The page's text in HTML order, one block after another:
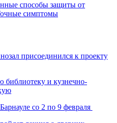
способы защиты от
симптомы
присоединился к проекту
библиотеку и кузнечно-
со 2 по 9 февраля